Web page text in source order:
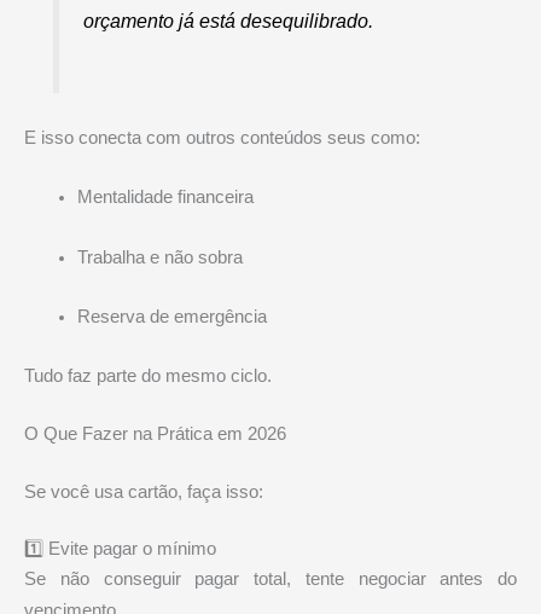
orçamento já está desequilibrado.
E isso conecta com outros conteúdos seus como:
Mentalidade financeira
Trabalha e não sobra
Reserva de emergência
Tudo faz parte do mesmo ciclo.
O Que Fazer na Prática em 2026
Se você usa cartão, faça isso:
1️⃣ Evite pagar o mínimo
Se não conseguir pagar total, tente negociar antes do